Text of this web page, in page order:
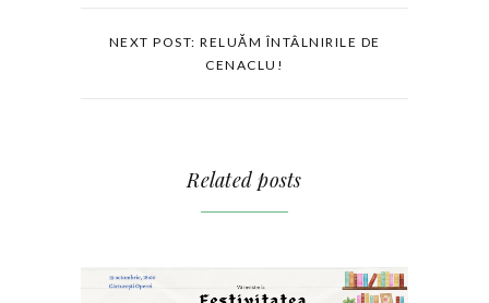
NEXT POST: RELUĂM ÎNTÂLNIRILE DE
CENACLU!
Related posts